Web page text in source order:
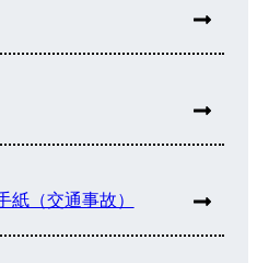
紙（交通事故）